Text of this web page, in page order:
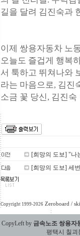
길을 달려 김진숙과
이제 쌍용자동차 노
오늘도 즐겁게 행복
서 툭하고 뛰쳐나와
라는 마음으로, 김진
소금 꽃 당신, 김진
[희망의 도보] "나
[희망의 도보] 세
Copyright 1999-2026 Zeroboard /
CopyLeft by 금속노조 쌍용자
평택시 칠괴동